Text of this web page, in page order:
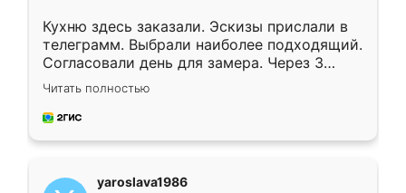
Кухню здесь заказали. Эскизы прислали в
телеграмм. Выбрали наиболее подходящий.
Согласовали день для замера. Через 3
недели кухня была уже готова. Остались
довольны работой. Спасибо Ренессанс
мебель за качественную работу!
Читать полностью
yaroslava1986